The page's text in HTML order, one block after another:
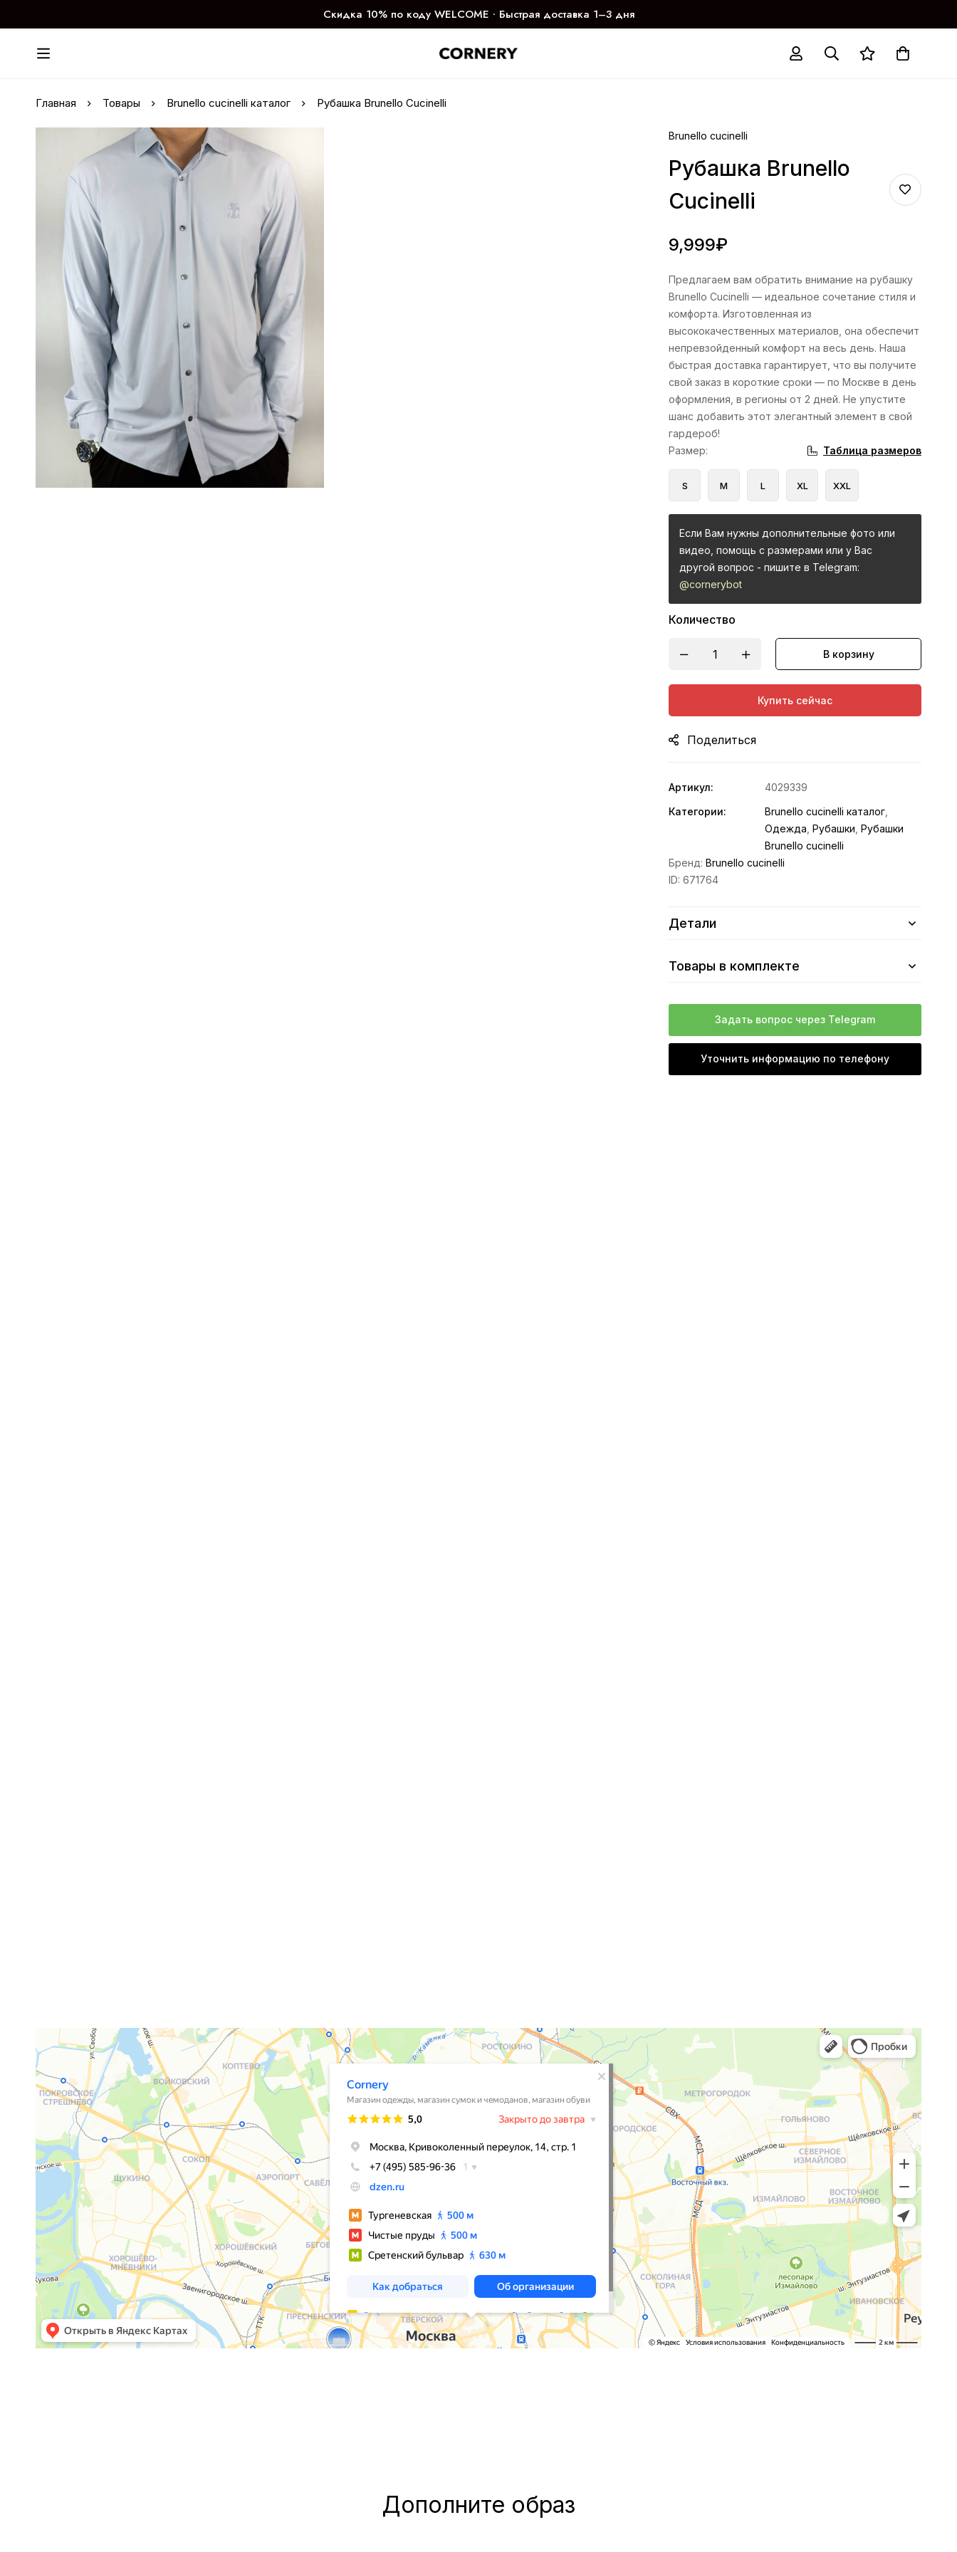
Скидка 10% по коду WELCOME ∙ Быстрая доставка 1–3 дня
Главная Товары Brunello cucinelli каталог Рубашка Brunello Cucinelli
Brunello cucinelli
Рубашка Brunello
Cucinelli
9,999₽
Предлагаем вам обратить внимание на рубашку
Brunello Cucinelli — идеальное сочетание стиля и
комфорта. Изготовленная из
высококачественных материалов, она обеспечит
непревзойденный комфорт на весь день. Наша
быстрая доставка гарантирует, что вы получите
свой заказ в короткие сроки — по Москве в день
оформления, в регионы от 2 дней. Не упустите
шанс добавить этот элегантный элемент в свой
гардероб!
Размер: Таблица размеров
S M L XL XXL
Если Вам нужны дополнительные фото или
видео, помощь с размерами или у Вас
другой вопрос - пишите в Telegram:
@cornerybot
Количество
В корзину
Купить сейчас
Поделиться
Артикул:
4029339
Категории:
Brunello cucinelli каталог
Одежда ,Рубашки ,Рубашки
Brunello cucinelli
Бренд:Brunello cucinelli
ID:671764
Детали
Товары в комплекте
Задать вопрос через Telegram
Уточнить информацию по телефону
Дополните образ